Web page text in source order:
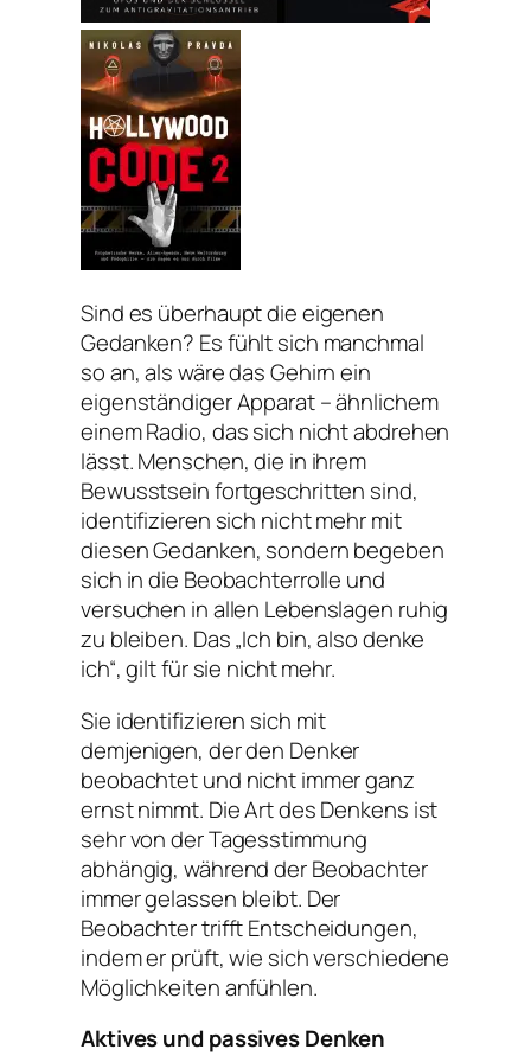
Sind es überhaupt die eigenen
Gedanken? Es fühlt sich manchmal
so an, als wäre das Gehirn ein
eigenständiger Apparat – ähnlichem
einem Radio, das sich nicht abdrehen
lässt. Menschen, die in ihrem
Bewusstsein fortgeschritten sind,
identifizieren sich nicht mehr mit
diesen Gedanken, sondern begeben
sich in die Beobachterrolle und
versuchen in allen Lebenslagen ruhig
zu bleiben. Das „Ich bin, also denke
ich“, gilt für sie nicht mehr.
Sie identifizieren sich mit
demjenigen, der den Denker
beobachtet und nicht immer ganz
ernst nimmt. Die Art des Denkens ist
sehr von der Tagesstimmung
abhängig, während der Beobachter
immer gelassen bleibt. Der
Beobachter trifft Entscheidungen,
indem er prüft, wie sich verschiedene
Möglichkeiten anfühlen.
Aktives und passives Denken